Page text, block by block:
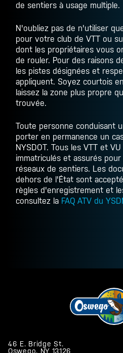
de sentiers à usage multiple.
N'oubliez pas de n'utiliser
pour votre club de VTT ou
dont les propriétaires vous
de rouler. Pour des raisons
les pistes désignées et
appliquent. Soyez courtois
laissez la zone plus propre
trouvée.
Toute personne conduisant
porter en permanence un
NYSDOT. Tous les VTT et
immatriculés et assurés
réseaux de sentiers. Les
dehors de l'État sont
règles d'enregistrement et
consultez la FAQ ATV du
46 E. Bridge St.
Oswego, NY 13126